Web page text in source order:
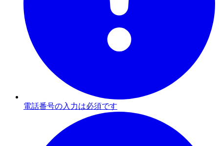
電話番号の入力は必須です